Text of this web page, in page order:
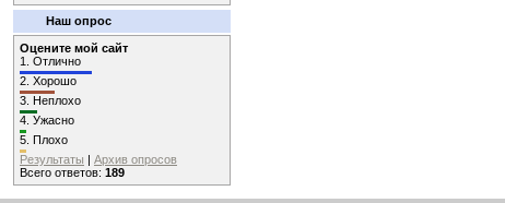
Наш опрос
Оцените мой сайт
1. Отлично
2. Хорошо
3. Неплохо
4. Ужасно
5. Плохо
Результаты | Архив опросов
Всего ответов: 189